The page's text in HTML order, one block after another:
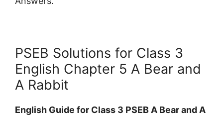
PSEB Solutions for Class 3
English Chapter 5 A Bear and
A Rabbit
English Guide for Class 3 PSEB A Bear and A